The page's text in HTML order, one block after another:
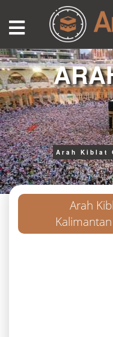
Arah Kiblat
Arah